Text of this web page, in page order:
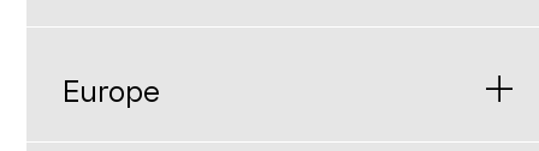
Europe